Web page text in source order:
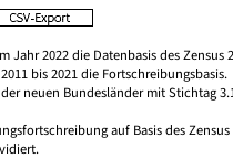
2022 die Datenbasis des Zensus
bis 2021 die Fortschreibungsbasis.
neuen Bundesländer mit Stichtag
auf Basis des